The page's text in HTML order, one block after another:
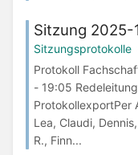
Sitzung 2025-
Sitzungsprotokolle
Protokoll
- 19:05
ProtokollexportPer
Lea, Claudi,
R., Finn...